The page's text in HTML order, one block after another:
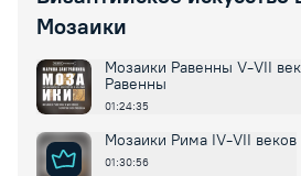
Мозаики
Мозаики Равенны V-VII
Равенны
01:24:35
Мозаики Рима IV-VII веков
01:30:56